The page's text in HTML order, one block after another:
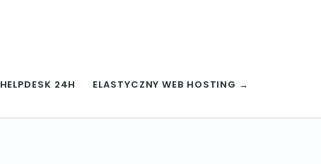
HELPDESK 24H ELASTYCZNY WEB HOSTING →